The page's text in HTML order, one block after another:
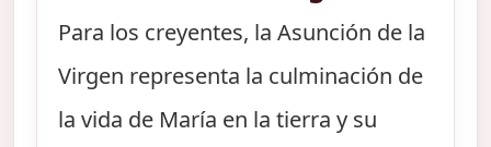
Para los creyentes, la Asunción de la
Virgen representa la culminación de
la vida de María en la tierra y su